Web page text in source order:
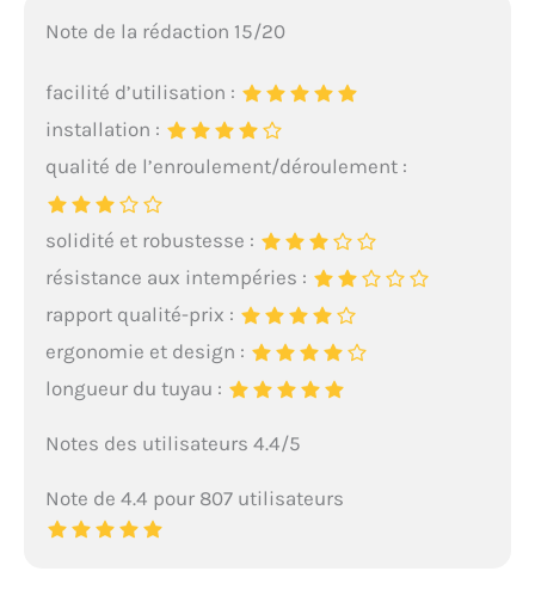
Note de la rédaction 15/20
facilité d’utilisation :
installation :
qualité de l’enroulement/déroulement :
solidité et robustesse :
résistance aux intempéries :
rapport qualité-prix :
ergonomie et design :
longueur du tuyau :
Notes des utilisateurs 4.4/5
Note de 4.4 pour 807 utilisateurs